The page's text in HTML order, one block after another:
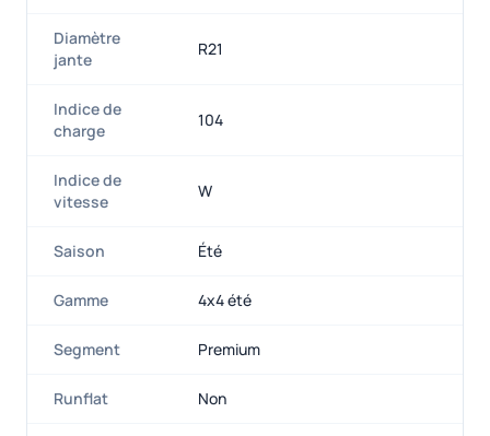
Diamètre
jante
R21
Indice de
charge
104
Indice de
vitesse
W
Saison Été
Gamme 4x4 été
Segment Premium
Runflat Non